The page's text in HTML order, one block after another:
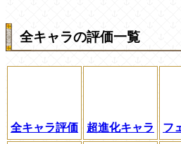
全キャラの評価一覧
全キャラ評価 超進化キャラ フ